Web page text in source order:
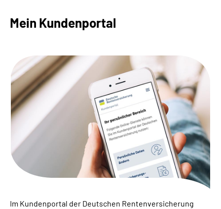
Experten
Online-Services
Suche
Language
Inhalte in Gebärdensprache (DGS)
Mein Kundenportal
Im Kundenportal der Deutschen Rentenversicherung